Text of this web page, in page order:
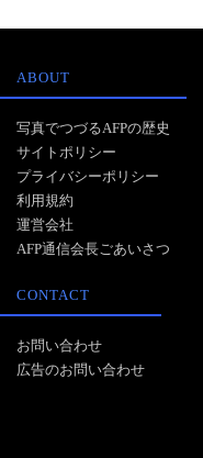
ABOUT
写真でつづるAFPの歴史
サイトポリシー
プライバシーポリシー
利用規約
運営会社
AFP通信会長ごあいさつ
CONTACT
お問い合わせ
広告のお問い合わせ